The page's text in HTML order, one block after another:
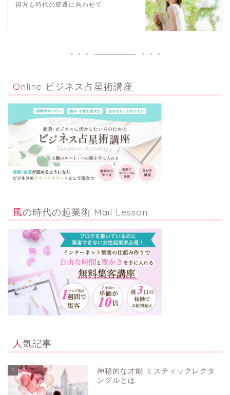
得方も時代の変遷に合わせて
Online ビジネス占星術講座
風の時代の起業術 Mail Lesson
人気記事
1
神秘的な才能 ミスティックレクタ
ングルとは